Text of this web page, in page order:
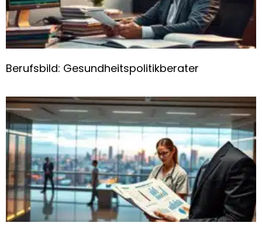
Berufsbild: Gesundheitspolitikberater